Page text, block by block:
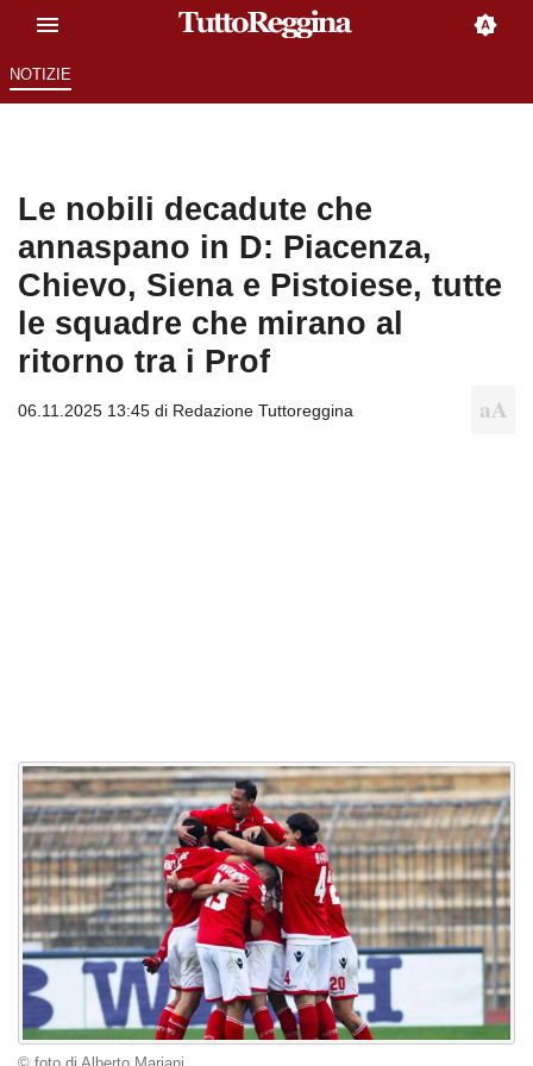
NOTIZIE
Le nobili decadute che
annaspano in D: Piacenza,
Chievo, Siena e Pistoiese, tutte
le squadre che mirano al
ritorno tra i Prof
06.11.2025 13:45 di Redazione Tuttoreggina